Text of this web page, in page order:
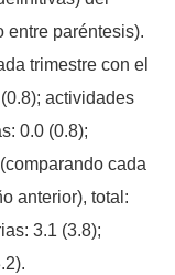
entre paréntesis).
trimestre con el
actividades
0.0 (0.8);
cada
anterior), total:
3.1 (3.8);